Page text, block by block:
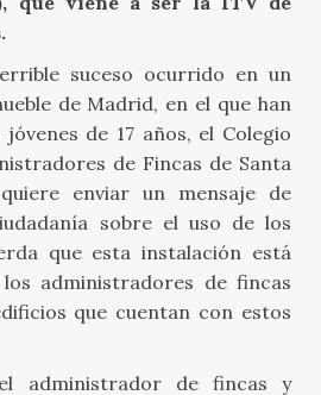
suceso ocurrido en un
de Madrid, en el que han
de 17 años, el Colegio
de Fincas de Santa
enviar un mensaje de
sobre el uso de los
que esta instalación está
administradores de fincas
que cuentan con estos
administrador de fincas y